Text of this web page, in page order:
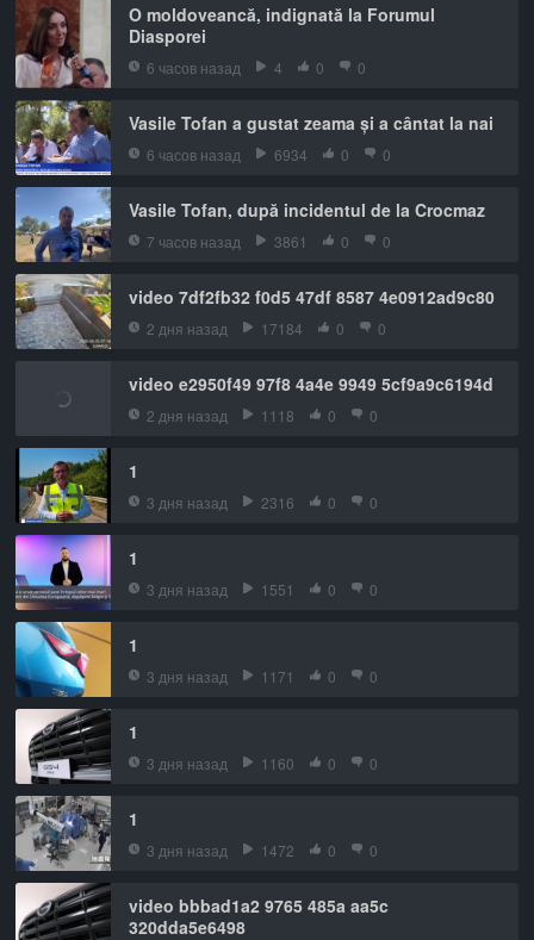
O moldoveancă, indignată la Forumul
Diasporei
6 часов назад 4 0 0
Vasile Tofan a gustat zeama și a cântat la nai
6 часов назад 6934 0 0
Vasile Tofan, după incidentul de la Crocmaz
7 часов назад 3861 0 0
video 7df2fb32 f0d5 47df 8587 4e0912ad9c80
2 дня назад 17184 0 0
video e2950f49 97f8 4a4e 9949 5cf9a9c6194d
2 дня назад 1118 0 0
1
3 дня назад 2316 0 0
1
3 дня назад 1551 0 0
1
3 дня назад 1171 0 0
1
3 дня назад 1160 0 0
1
3 дня назад 1472 0 0
video bbbad1a2 9765 485a aa5c
320dda5e6498